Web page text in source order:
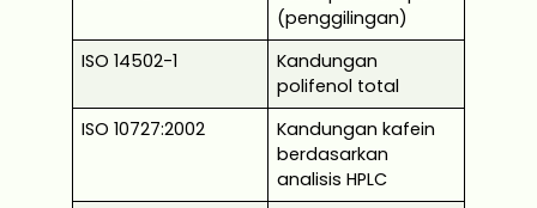
(penggilingan)
ISO 14502-1
Kandungan
polifenol total
ISO 10727:2002
Kandungan kafein
berdasarkan
analisis HPLC